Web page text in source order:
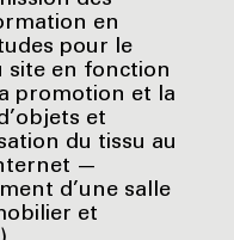
en
pour le
site en fonction
promotion et la
et
du tissu au
—
d’une salle
et